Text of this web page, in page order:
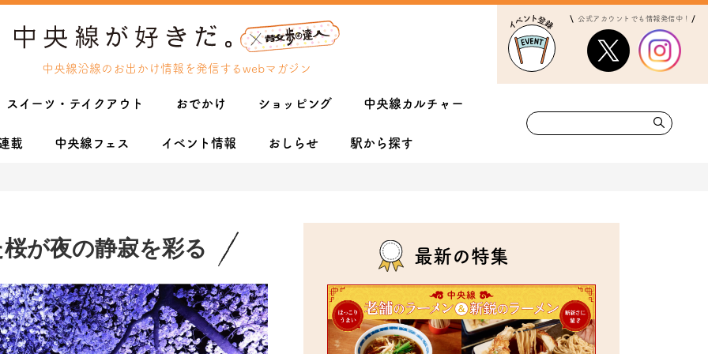
中央線沿線のお出かけ情報を発信するwebマガジン
公式アカウントでも情報発信中！
スイーツ・テイクアウト おでかけ ショッピング 中央線カルチャー
載 中央線フェス イベント情報 おしらせ 駅から探す
が夜の静寂を彩る 最新の特集